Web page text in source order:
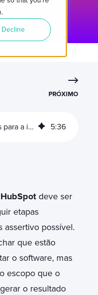
Decline
PRÓXIMO
5 etapas fundamentais para a implementação HubSpot 5:36
deve ser
etapas
assertivo possível.
que estão
o software, mas
escopo que o
o resultado